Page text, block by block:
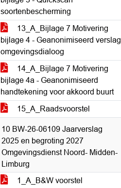
soortenbescherming
13_A_Bijlage 7 Motivering
bijlage 4 - Geanonimiseerd verslag
omgevingsdialoog
14_A_Bijlage 7 Motivering
bijlage 4a - Geanonimiseerd
handtekening voor akkoord buurt
15_A_Raadsvoorstel
10 BW-26-06109 Jaarverslag
2025 en begroting 2027
Omgevingsdienst Noord- Midden-
Limburg
1_A_B&W voorstel